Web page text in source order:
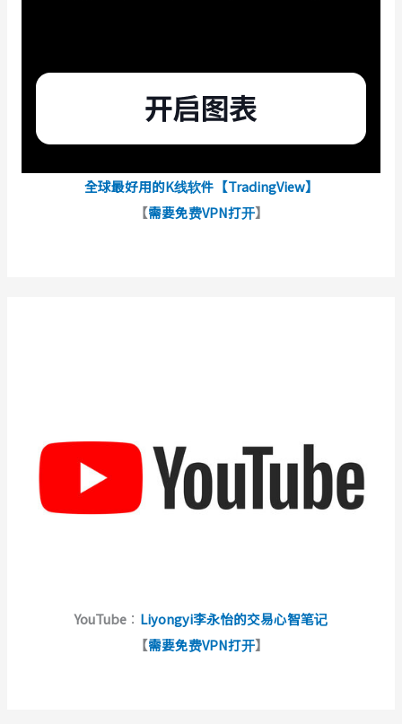
全球最好用的K线软件【TradingView】
【需要免费VPN打开】
YouTube ： Liyongyi李永怡的交易心智笔记
【需要免费VPN打开】